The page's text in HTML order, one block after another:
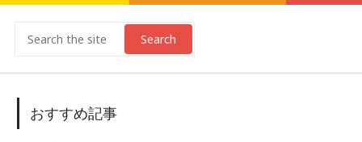
Search
おすすめ記事